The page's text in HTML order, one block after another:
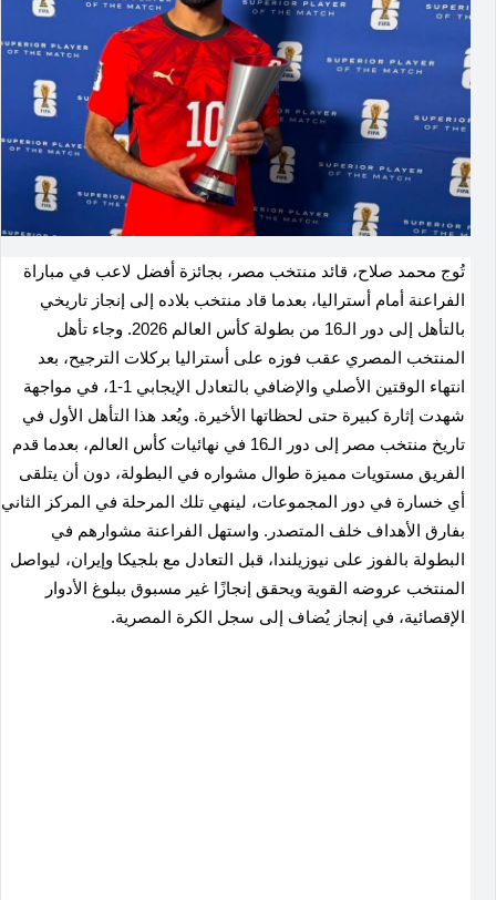
تُوج محمد صلاح، قائد منتخب مصر، بجائزة أفضل لاعب في مباراة
الفراعنة أمام أستراليا، بعدما قاد منتخب بلاده إلى إنجاز تاريخي
بالتأهل إلى دور الـ16 من بطولة كأس العالم 2026. وجاء تأهل
المنتخب المصري عقب فوزه على أستراليا بركلات الترجيح، بعد
انتهاء الوقتين الأصلي والإضافي بالتعادل الإيجابي 1-1، في مواجهة
شهدت إثارة كبيرة حتى لحظاتها الأخيرة. ويُعد هذا التأهل الأول في
تاريخ منتخب مصر إلى دور الـ16 في نهائيات كأس العالم، بعدما قدم
الفريق مستويات مميزة طوال مشواره في البطولة، دون أن يتلقى
أي خسارة في دور المجموعات، لينهي تلك المرحلة في المركز الثاني
بفارق الأهداف خلف المتصدر. واستهل الفراعنة مشوارهم في
البطولة بالفوز على نيوزيلندا، قبل التعادل مع بلجيكا وإيران، ليواصل
المنتخب عروضه القوية ويحقق إنجازًا غير مسبوق ببلوغ الأدوار
الإقصائية، في إنجاز يُضاف إلى سجل الكرة المصرية.